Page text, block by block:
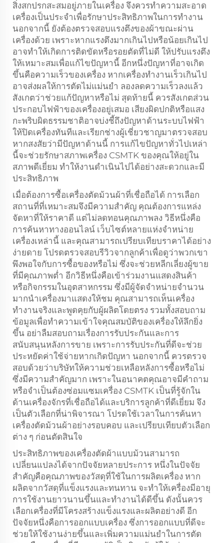
สิ่งสกปรกสะสมอยู่ภายในเครื่อง จึงควรทำความสะอาด
เครื่องเป็นประจำเพื่อรักษาประสิทธิภาพในการทำงาน
นอกจากนี้ ยังต้องตรวจสอบแรงตึงของผ้าขณะผ่าน
เครื่องด้วย เพราะหากแรงตึงมากเกินไปหรือน้อยเกินไป
อาจทำให้เกิดการติดขัดหรือรอยตัดที่ไม่ดี ให้ปรับแรงตึง
ให้เหมาะสมเพื่อแก้ไขปัญหานี้ อีกหนึ่งปัญหาที่อาจเกิด
ขึ้นคือความเร็วของเครื่อง หากเครื่องทำงานเร็วเกินไป
อาจส่งผลให้การตัดไม่แม่นยำ ลองลดความเร็วลงแล้ว
สังเกตว่าช่วยแก้ปัญหาหรือไม่ สุดท้ายนี้ ควรสังเกตส่วน
ประกอบไฟฟ้าของเครื่องอยู่เสมอ เสียงผิดปกติหรือแสง
กะพริบผิดธรรมชาติอาจบ่งชี้ถึงปัญหาด้านระบบไฟฟ้า
ให้ปิดเครื่องทันทีและเรียกช่างผู้เชี่ยวชาญมาตรวจสอบ
หากสงสัยว่ามีปัญหาด้านนี้ การแก้ไขปัญหาทั่วไปเหล่า
นี้จะช่วยรักษาสภาพเครื่อง CSMTK ของคุณให้อยู่ใน
สภาพดีเยี่ยม ทำให้งานดำเนินไปได้อย่างสะดวกและมี
ประสิทธิภาพ
เมื่อต้องการซื้อเครื่องตัดม้วนผ้าที่เชื่อถือได้ การเลือก
สถานที่ที่เหมาะสมจึงมีความสำคัญ คุณต้องการแหล่ง
จัดหาที่ให้ราคาดี แต่ไม่ลดทอนคุณภาพลง วิธีหนึ่งคือ
การค้นหาทางออนไลน์ เว็บไซต์หลายแห่งจำหน่าย
เครื่องเหล่านี้ และคุณสามารถเปรียบเทียบราคาได้อย่าง
ง่ายดาย โปรดตรวจสอบรีวิวจากลูกค้าเพื่อดูว่าพวกเขา
พึงพอใจกับการซื้อของหรือไม่ ซึ่งจะช่วยหลีกเลี่ยงผู้ขาย
ที่มีคุณภาพต่ำ อีกวิธีหนึ่งคือเข้าร่วมงานแสดงสินค้า
หรือกิจกรรมในอุตสาหกรรม ซึ่งมีผู้จัดจำหน่ายจำนวน
มากนำเครื่องมาแสดงให้ชม คุณสามารถเห็นเครื่อง
ทำงานจริงและพูดคุยกับผู้ผลิตโดยตรง รวมทั้งสอบถาม
ข้อมูลเพื่อทำความเข้าใจคุณสมบัติของเครื่องให้ลึกยิ่ง
ขึ้น อย่าลืมสอบถามเรื่องการรับประกันและการ
สนับสนุนหลังการขาย เพราะการรับประกันที่ดีจะช่วย
ประหยัดค่าใช้จ่ายหากเกิดปัญหา นอกจากนี้ ควรตรวจ
สอบด้วยว่าบริษัทให้ความช่วยเหลือหลังการซื้อหรือไม่
ซึ่งมีความสำคัญมาก เพราะในอนาคตคุณอาจมีคำถาม
หรือจำเป็นต้องซ่อมแซมเครื่อง CSMTK เป็นที่รู้จักใน
ด้านเครื่องจักรที่เชื่อถือได้และบริการลูกค้าที่ดีเยี่ยม จึง
เป็นตัวเลือกที่น่าพิจารณา โปรดใช้เวลาในการค้นหา
เครื่องตัดม้วนผ้าอย่างรอบคอบ และเปรียบเทียบตัวเลือก
ต่าง ๆ ก่อนตัดสินใจ
ประสิทธิภาพของเครื่องตัดผ้าแบบม้วนสามารถ
เปลี่ยนแปลงได้จากปัจจัยหลายประการ หนึ่งในปัจจัย
สำคัญคือคุณภาพของวัสดุที่ใช้ในการผลิตเครื่อง หาก
ผลิตจากวัสดุที่แข็งแรงและทนทาน จะทำให้เครื่องมีอายุ
การใช้งานยาวนานขึ้นและทำงานได้ดีขึ้น ดังนั้นควร
เลือกเครื่องที่มีโครงสร้างแข็งแรงและผลิตอย่างดี อีก
ปัจจัยหนึ่งคือการออกแบบเครื่อง ซึ่งการออกแบบที่ดีจะ
ช่วยให้ใช้งานง่ายขึ้นและเพิ่มความแม่นยำในการตัด